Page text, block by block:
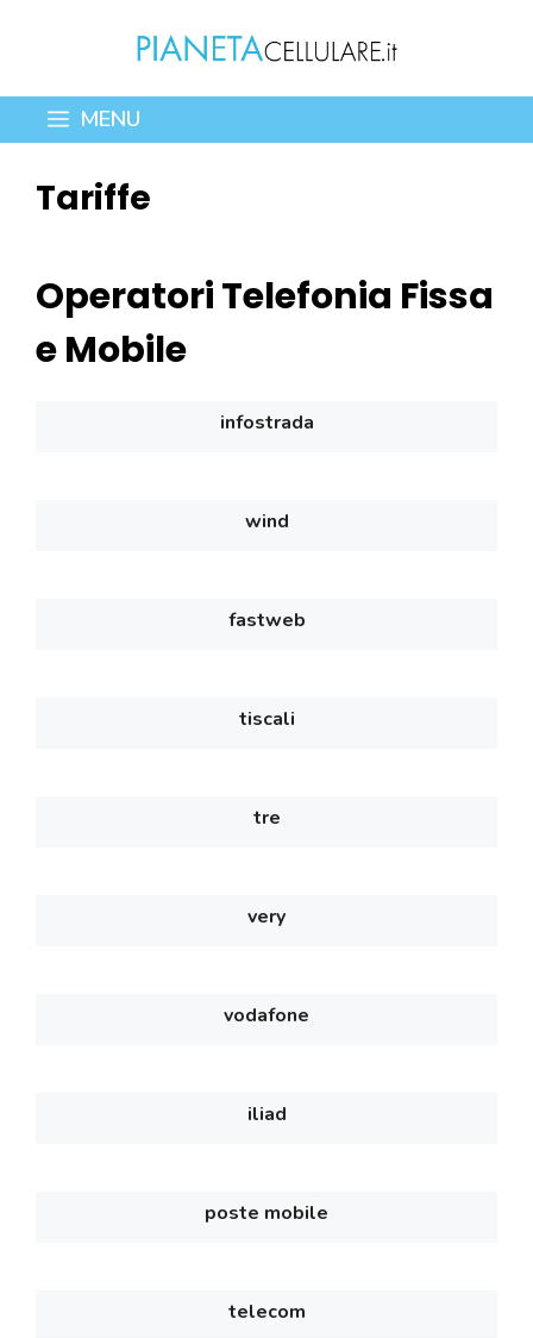
contenuto
MENU
Tariffe
Operatori Telefonia Fissa
e Mobile
infostrada
wind
fastweb
tiscali
tre
very
vodafone
iliad
poste mobile
telecom